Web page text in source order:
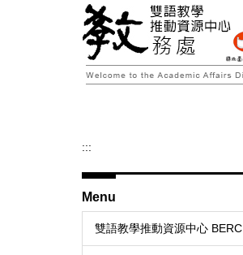
:::
Menu
雙語教學推動資源中心 BERC